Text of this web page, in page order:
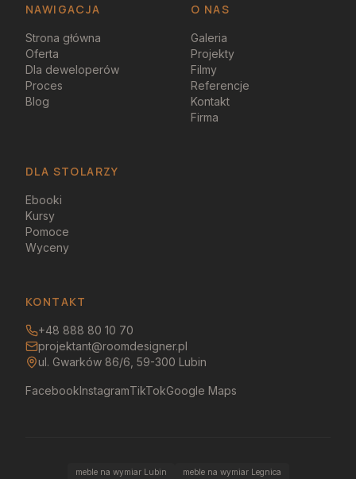
NAWIGACJA O NAS
Strona główna
Oferta
Dla deweloperów
Proces
Blog
Galeria
Projekty
Filmy
Referencje
Kontakt
Firma
DLA STOLARZY
Ebooki
Kursy
Pomoce
Wyceny
KONTAKT
+48 888 80 10 70
projektant@roomdesigner.pl
ul. Gwarków 86/6, 59-300 Lubin
FacebookInstagramTikTokGoogle Maps
meble na wymiar Lubin
meble na wymiar Legnica